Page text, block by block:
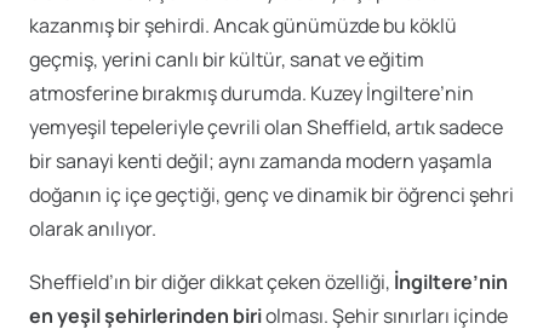
kazanmış bir şehirdi. Ancak günümüzde bu köklü
geçmiş, yerini canlı bir kültür, sanat ve eğitim
atmosferine bırakmış durumda. Kuzey İngiltere’nin
yemyeşil tepeleriyle çevrili olan Sheffield, artık sadece
bir sanayi kenti değil; aynı zamanda modern yaşamla
doğanın iç içe geçtiği, genç ve dinamik bir öğrenci şehri
olarak anılıyor.
Sheffield’ın bir diğer dikkat çeken özelliği, İngiltere’nin
en yeşil şehirlerinden biriolması. Şehir sınırları içinde